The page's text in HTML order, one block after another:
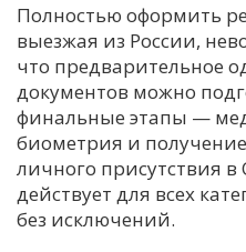
Полностью оформить
выезжая из России,
что предварительное
документов можно
финальные этапы —
биометрия и
личного присутствия
действует для всех
без исключений.